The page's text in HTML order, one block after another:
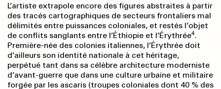
L’artiste extrapole encore des figures abstraites à partir
des tracés cartographiques de secteurs frontaliers mal
délimités entre puissances coloniales, et restés l’objet
de conflits sanglants entre l’Éthiopie et l’Érythrée4.
Première-née des colonies italiennes, l’Érythrée doit
d’ailleurs son identité nationale à cet héritage,
perpétué tant dans sa célèbre architecture moderniste
d’avant-guerre que dans une culture urbaine et militaire
forgée par les ascaris (troupes coloniales dont 40 % des